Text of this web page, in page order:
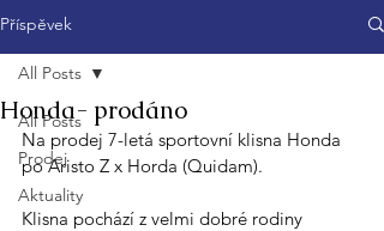
Příspěvek
All Posts
Prodej
Aktuality
All Posts
Honda- prodáno
Na prodej 7-letá sportovní klisna Honda
po Aristo Z x Horda (Quidam).
Klisna pochází z velmi dobré rodiny